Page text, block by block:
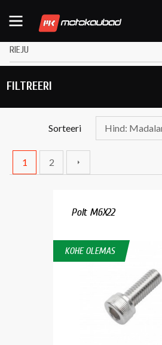
RIEJU
FILTREERI
Sorteeri
1 2
Polt M6X22
KOHE OLEMAS